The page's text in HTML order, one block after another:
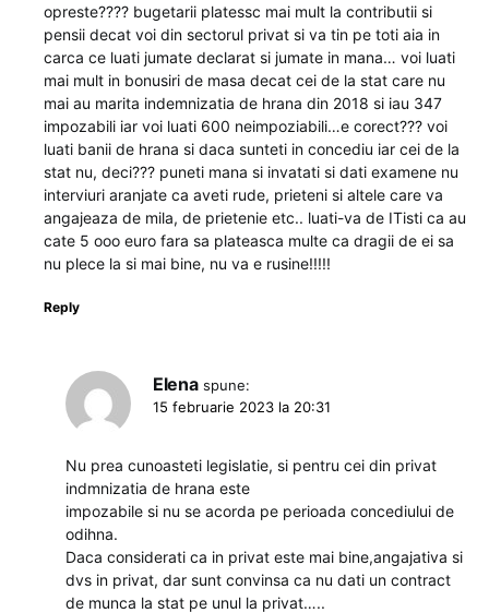
opreste???? bugetarii platessc mai mult la contributii si
pensii decat voi din sectorul privat si va tin pe toti aia in
carca ce luati jumate declarat si jumate in mana… voi luati
mai mult in bonusiri de masa decat cei de la stat care nu
mai au marita indemnizatia de hrana din 2018 si iau 347
impozabili iar voi luati 600 neimpoziabili…e corect??? voi
luati banii de hrana si daca sunteti in concediu iar cei de la
stat nu, deci??? puneti mana si invatati si dati examene nu
interviuri aranjate ca aveti rude, prieteni si altele care va
angajeaza de mila, de prietenie etc.. luati-va de ITisti ca au
cate 5 ooo euro fara sa plateasca multe ca dragii de ei sa
nu plece la si mai bine, nu va e rusine!!!!!
Reply
Elena spune:
15 februarie 2023 la 20:31
Nu prea cunoasteti legislatie, si pentru cei din privat
indmnizatia de hrana este
impozabile si nu se acorda pe perioada concediului de
odihna.
Daca considerati ca in privat este mai bine,angajativa si
dvs in privat, dar sunt convinsa ca nu dati un contract
de munca la stat pe unul la privat…..